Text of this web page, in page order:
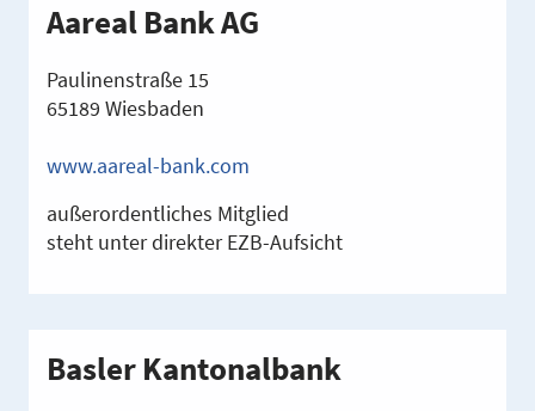
Aareal Bank AG
Paulinenstraße 15
65189 Wiesbaden
www.aareal-bank.com
außerordentliches Mitglied
steht unter direkter EZB-Aufsicht
Basler Kantonalbank